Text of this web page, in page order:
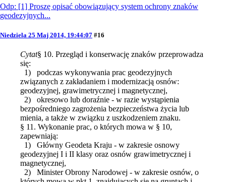
Odp: [1] Proszę opisać obowiązujący system ochrony znaków
geodezyjnych...
Niedziela 25 Maj 2014, 19:44:07 #16
Cytat§ 10. Przegląd i konserwację znaków przeprowadza
się:
1) podczas wykonywania prac geodezyjnych
związanych z zakładaniem i modernizacją osnów:
geodezyjnej, grawimetrycznej i magnetycznej,
2) okresowo lub doraźnie - w razie wystąpienia
bezpośredniego zagrożenia bezpieczeństwa życia lub
mienia, a także w związku z uszkodzeniem znaku.
§ 11. Wykonanie prac, o których mowa w § 10,
zapewniają:
1) Główny Geodeta Kraju - w zakresie osnowy
geodezyjnej I i II klasy oraz osnów grawimetrycznej i
magnetycznej,
2) Minister Obrony Narodowej - w zakresie osnów, o